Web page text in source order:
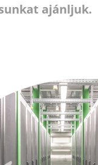
ajánljuk.